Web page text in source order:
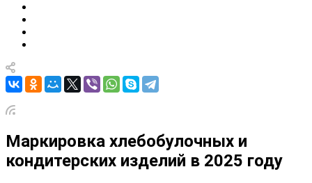
Маркировка хлебобулочных и
кондитерских изделий в 2025 году